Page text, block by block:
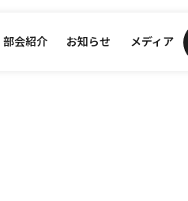
部会紹介 お知らせ メディア